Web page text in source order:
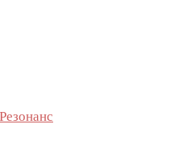
Резонанс